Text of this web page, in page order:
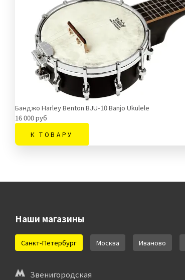
Банджо Harley Benton BJU-10 Banjo Ukulele
16 000 руб
К ТОВАРУ
Наши магазины
Санкт-Петербург Москва Иваново
Звенигородская